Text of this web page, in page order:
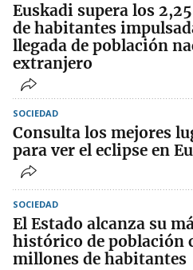
Euskadi supera los
de habitantes
llegada de población
extranjero
SOCIEDAD
Consulta los mejores
para ver el eclipse en
SOCIEDAD
El Estado alcanza su
histórico de población
millones de habitantes